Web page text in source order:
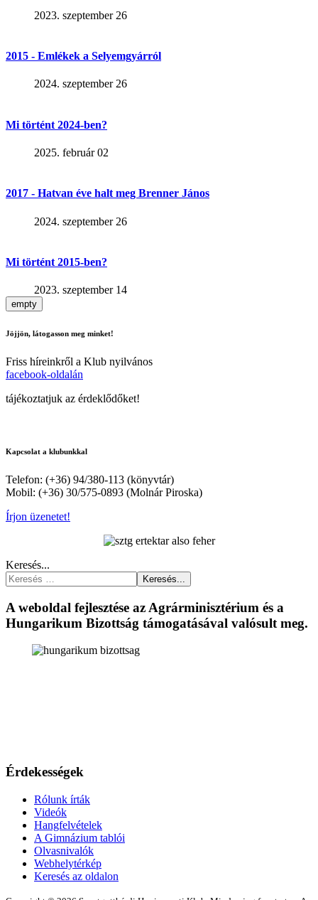
2023. szeptember 26
2015 - Emlékek a Selyemgyárról
2024. szeptember 26
Mi történt 2024-ben?
2025. február 02
2017 - Hatvan éve halt meg Brenner János
2024. szeptember 26
Mi történt 2015-ben?
2023. szeptember 14
empty
Jöjjön, látogasson meg minket!
Friss híreinkről a Klub nyilvános
facebook-oldalán
tájékoztatjuk az érdeklődőket!
Kapcsolat a klubunkkal
Telefon: (+36) 94/380-113 (könyvtár)
Mobil: (+36) 30/575-0893 (Molnár Piroska)
Írjon üzenetet!
Keresés...
Keresés...
A weboldal fejlesztése az Agrárminisztérium és a
Hungarikum Bizottság támogatásával valósult meg.
Érdekességek
Rólunk írták
Videók
Hangfelvételek
A Gimnázium tablói
Olvasnivalók
Webhelytérkép
Keresés az oldalon